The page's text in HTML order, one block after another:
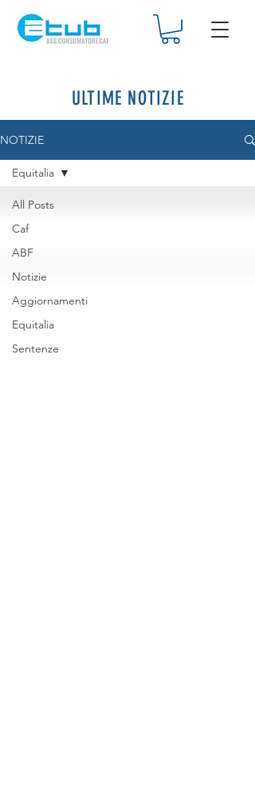
ULTIME NOTIZIE
NOTIZIE
All Posts
Caf
ABF
Notizie
Aggiornamenti
Equitalia
Sentenze
Equitalia